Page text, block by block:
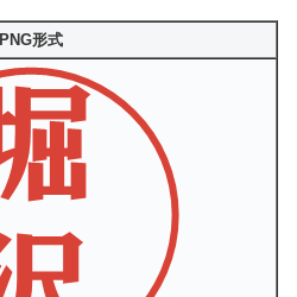
PNG形式